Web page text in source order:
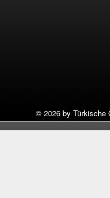
© 2026 by Türkische